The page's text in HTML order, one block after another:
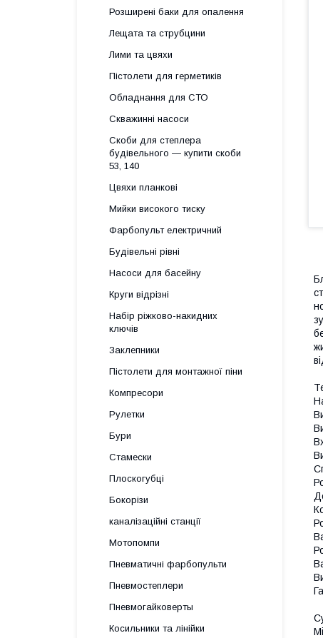
Розширені баки для опалення
Лещата та струбцини
Лими та цвяхи
Пістолети для герметиків
Обладнання для СТО
Скважинні насоси
Скоби для степлера
будівельного — купити скоби
53, 140
Цвяхи планкові
Мийки високого тиску
Фарбопульт електричний
Будівельні рівні
Насоси для басейну
Круги відрізні
Набір ріжково-накидних
ключів
Заклепники
Пістолети для монтажної піни
Компресори
Рулетки
Бури
Стамески
Плоскогубці
Бокорізи
каналізаційні станції
Мотопомпи
Пневматичні фарбопульти
Пневмостеплери
Пневмогайковерты
Косильники та лінійки